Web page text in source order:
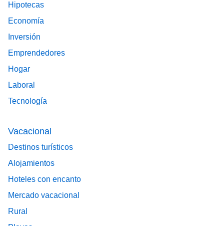
Hipotecas
Economía
Inversión
Emprendedores
Hogar
Laboral
Tecnología
Vacacional
Destinos turísticos
Alojamientos
Hoteles con encanto
Mercado vacacional
Rural